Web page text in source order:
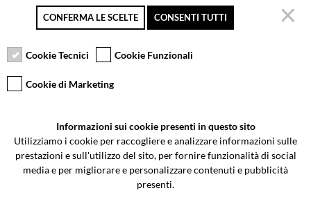
Pagamento sicuro
Resi gratuiti fino a 30
Servizio clienti
Via Galileo Galilei 5 | Verano Brianza (MB) 20843 | ITALY
0362-805407-info@valtermoto.com
CONFERMA LE SCELTE CONSENTI TUTTI
Cookie Tecnici Cookie Funzionali
Cookie di Marketing
Informazioni sui cookie presenti in questo sito
Utilizziamo i cookie per raccogliere e analizzare informazioni sulle
prestazioni e sull'utilizzo del sito, per fornire funzionalità di social
media e per migliorare e personalizzare contenuti e pubblicità
presenti.